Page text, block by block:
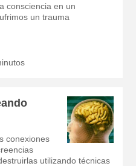
consciencia en un
un trauma
conexiones
utilizando técnicas